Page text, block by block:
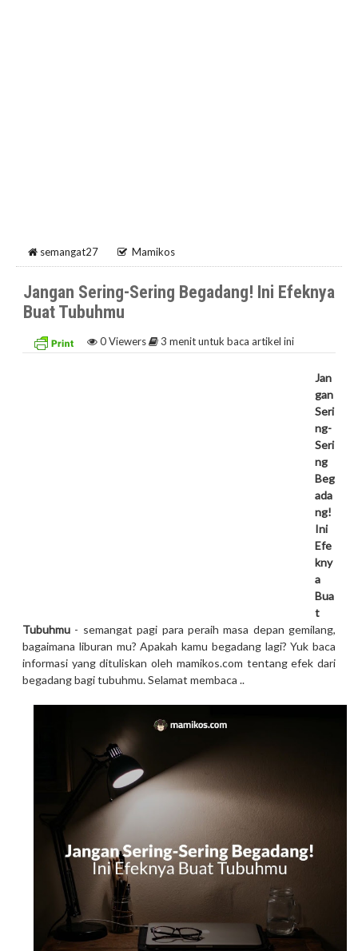
semangat27 Mamikos
Jangan Sering-Sering Begadang! Ini Efeknya
Buat Tubuhmu
0Viewers 3 menit untuk baca artikel ini
Jan
gan
Seri
ng-
Seri
ng
Beg
ada
ng!
Ini
Efe
kny
a
Bua
t
Tubuhmu - semangat pagi para peraih masa depan gemilang,
bagaimana liburan mu? Apakah kamu begadang lagi? Yuk baca
informasi yang dituliskan oleh mamikos.com tentang efek dari
begadang bagi tubuhmu. Selamat membaca ..